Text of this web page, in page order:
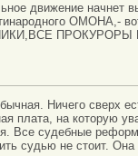
движение
ОМОНА,-
Ничего сверх
плата, на
Все судебные
судью не стоит. Она